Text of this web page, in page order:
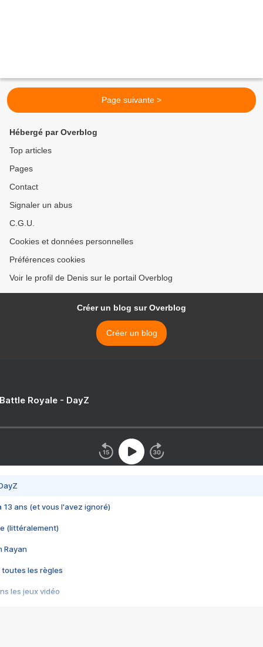
Page suivante >
Hébergé par Overblog
Top articles
Pages
Contact
Signaler un abus
C.G.U.
Cookies et données personnelles
Préférences cookies
Voir le profil de Denis sur le portail Overblog
Créer un blog sur Overblog
Créer un blog
Royale - DayZ
13 ans (et vous l'avez ignoré)
(littéralement)
Rayan
toutes les règles
les jeux vidéo